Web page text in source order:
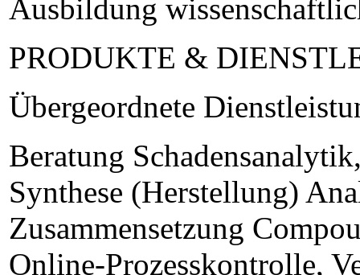
Ausbildung
PRODUKTE &
Übergeordnete
Beratung
Synthese (Herstellung)
Zusammensetzung
Online-Prozesskontrolle,